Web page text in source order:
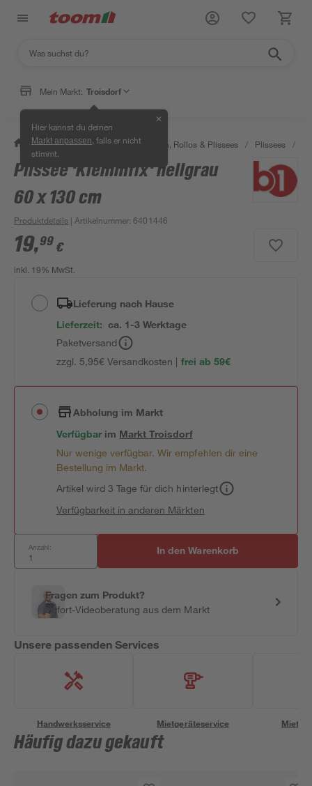
Mein Markt: Troisdorf
Hier kannst du deinen
Markt anpassen , falls er nicht
stimmt.
✕
/ Wohnen & Haushalt / Jalousien, Rollos & Plissees / Plissees /
Plissee 'Klemmfix' hellgrau
60 x 130 cm
Produktdetails | Artikelnummer:6401446
19,99 €
inkl. 19% MwSt.
Lieferung nach Hause
Lieferzeit: ca. 1-3 Werktage
Paketversand
zzgl. 5,95€ Versandkosten | frei ab 59€
Abholung im Markt
Verfügbar im MarktTroisdorf
Nur wenige verfügbar. Wir empfehlen dir eine
Bestellung im Markt.
Artikel wird 3 Tage für dich hinterlegt
Verfügbarkeit in anderen Märkten
Anzahl: In den Warenkorb
Fragen zum Produkt?
Sofort-Videoberatung aus dem Markt
Unsere passenden Services
Handwerksservice Mietgeräteservice
Häufig dazu gekauft